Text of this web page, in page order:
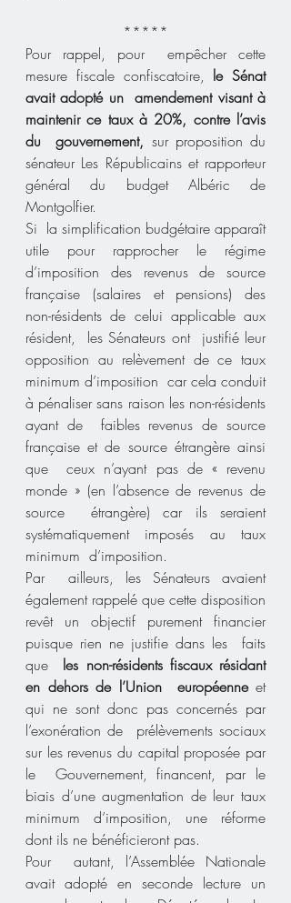
*****
Pour rappel, pour  empêcher cette
mesure fiscale confiscatoire, le Sénat
avait adopté un  amendement visant à
maintenir ce taux à 20%, contre l’avis
du  gouvernement, sur proposition du
sénateur Les Républicains et rapporteur
général du budget Albéric de
Montgolfier.
Si  la simplification budgétaire apparaît
utile pour rapprocher le régime
d’imposition des revenus de source
française (salaires et pensions) des
non-résidents de celui applicable aux
résident,  les Sénateurs ont  justifié leur
opposition au relèvement de ce taux
minimum d’imposition  car cela conduit
à pénaliser sans raison les non-résidents
ayant de  faibles revenus de source
française et de source étrangère ainsi
que  ceux n’ayant pas de « revenu
monde » (en l’absence de revenus de
source  étrangère) car ils seraient
systématiquement imposés au taux
minimum  d’imposition.
Par  ailleurs, les Sénateurs avaient
également rappelé que cette disposition
revêt un objectif purement financier
puisque rien ne justifie dans les  faits
que
les non-résidents fiscaux résidant
en dehors de l’Union  européenne et
qui ne sont donc pas concernés par
l’exonération de  prélèvements sociaux
sur les revenus du capital proposée par
le  Gouvernement, financent, par le
biais d’une augmentation de leur taux
minimum d’imposition, une réforme
dont ils ne bénéficieront pas.
Pour  autant, l’Assemblée Nationale
avait adopté en seconde lecture un